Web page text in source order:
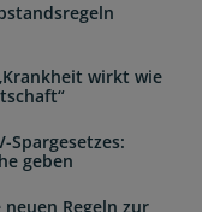
wirkt wie
Spargesetzes:
geben
Regeln zur